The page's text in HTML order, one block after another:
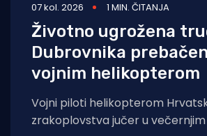
07 kol. 2026 1 MIN. ČITANJA
Životno ugrožena
Dubrovnika
vojnim helikopterom
Vojni piloti helikopterom
zrakoplovstva jučer u